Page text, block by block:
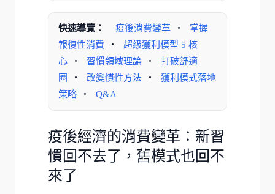
快速導覽： 疫後消費變革 ・
掌握
報復性消費
・
超級獲利模型 5 核
心
・ 習慣領域理論 ・
打破舒適
圈
・ 改變慣性方法 ・
獲利模式落地
策略
・ Q&A
疫後經濟的消費變革：新習
慣回不去了，舊模式也回不
來了